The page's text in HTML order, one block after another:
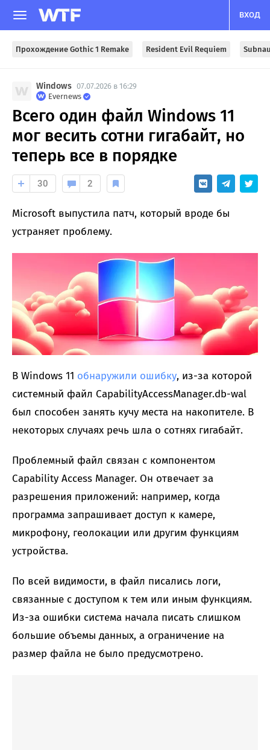
ВХОД
Прохождение Gothic 1 Remake Resident Evil Requiem
Windows 07.07.2026 в 16:29
Evernews
Всего один файл Windows 11
мог весить сотни гигабайт, но
теперь все в порядке
30 2
Microsoft выпустила патч, который вроде бы
устраняет проблему.
В Windows 11 обнаружили ошибку, из-за которой
системный файл CapabilityAccessManager.db-wal
был способен занять кучу места на накопителе. В
некоторых случаях речь шла о сотнях гигабайт.
Проблемный файл связан с компонентом
Capability Access Manager. Он отвечает за
разрешения приложений: например, когда
программа запрашивает доступ к камере,
микрофону, геолокации или другим функциям
устройства.
По всей видимости, в файл писались логи,
связанные с доступом к тем или иным функциям.
Из-за ошибки система начала писать слишком
большие объемы данных, а ограничение на
размер файла не было предусмотрено.